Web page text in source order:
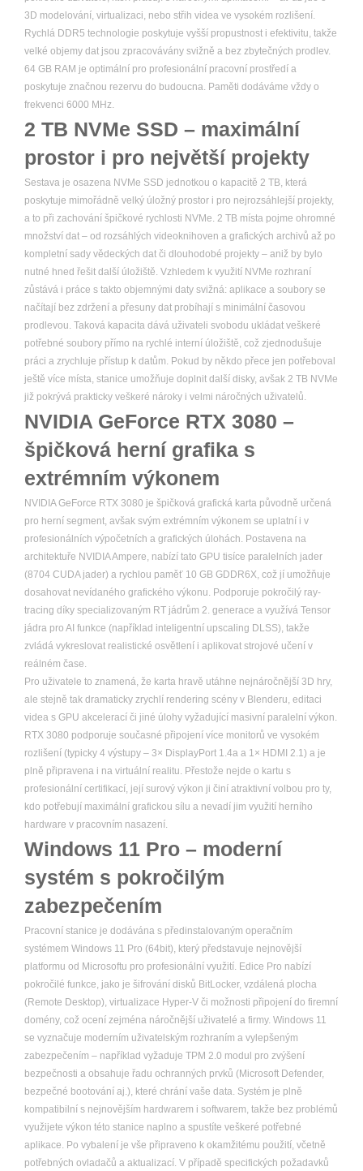
3D modelování, virtualizaci, nebo střih videa ve vysokém rozlišení.
Rychlá DDR5 technologie poskytuje vyšší propustnost i efektivitu, takže
velké objemy dat jsou zpracovávány svižně a bez zbytečných prodlev.
64 GB RAM je optimální pro profesionální pracovní prostředí a
poskytuje značnou rezervu do budoucna. Paměti dodáváme vždy o
frekvenci 6000 MHz.
2 TB NVMe SSD – maximální
prostor i pro největší projekty
Sestava je osazena NVMe SSD jednotkou o kapacitě 2 TB, která
poskytuje mimořádně velký úložný prostor i pro nejrozsáhlejší projekty,
a to při zachování špičkové rychlosti NVMe. 2 TB místa pojme ohromné
množství dat – od rozsáhlých videoknihoven a grafických archivů až po
kompletní sady vědeckých dat či dlouhodobé projekty – aniž by bylo
nutné hned řešit další úložiště. Vzhledem k využití NVMe rozhraní
zůstává i práce s takto objemnými daty svižná: aplikace a soubory se
načítají bez zdržení a přesuny dat probíhají s minimální časovou
prodlevou. Taková kapacita dává uživateli svobodu ukládat veškeré
potřebné soubory přímo na rychlé interní úložiště, což zjednodušuje
práci a zrychluje přístup k datům. Pokud by někdo přece jen potřeboval
ještě více místa, stanice umožňuje doplnit další disky, avšak 2 TB NVMe
již pokrývá prakticky veškeré nároky i velmi náročných uživatelů.
NVIDIA GeForce RTX 3080 –
špičková herní grafika s
extrémním výkonem
NVIDIA GeForce RTX 3080 je špičková grafická karta původně určená
pro herní segment, avšak svým extrémním výkonem se uplatní i v
profesionálních výpočetních a grafických úlohách. Postavena na
architektuře NVIDIA Ampere, nabízí tato GPU tisíce paralelních jader
(8704 CUDA jader) a rychlou paměť 10 GB GDDR6X, což jí umožňuje
dosahovat nevídaného grafického výkonu. Podporuje pokročilý ray-
tracing díky specializovaným RT jádrům 2. generace a využívá Tensor
jádra pro AI funkce (například inteligentní upscaling DLSS), takže
zvládá vykreslovat realistické osvětlení i aplikovat strojové učení v
reálném čase.
Pro uživatele to znamená, že karta hravě utáhne nejnáročnější 3D hry,
ale stejně tak dramaticky zrychlí rendering scény v Blenderu, editaci
videa s GPU akcelerací či jiné úlohy vyžadující masivní paralelní výkon.
RTX 3080 podporuje současné připojení více monitorů ve vysokém
rozlišení (typicky 4 výstupy – 3× DisplayPort 1.4a a 1× HDMI 2.1) a je
plně připravena i na virtuální realitu. Přestože nejde o kartu s
profesionální certifikací, její surový výkon ji činí atraktivní volbou pro ty,
kdo potřebují maximální grafickou sílu a nevadí jim využití herního
hardware v pracovním nasazení.
Windows 11 Pro – moderní
systém s pokročilým
zabezpečením
Pracovní stanice je dodávána s předinstalovaným operačním
systémem Windows 11 Pro (64bit), který představuje nejnovější
platformu od Microsoftu pro profesionální využití. Edice Pro nabízí
pokročilé funkce, jako je šifrování disků BitLocker, vzdálená plocha
(Remote Desktop), virtualizace Hyper-V či možnosti připojení do firemní
domény, což ocení zejména náročnější uživatelé a firmy. Windows 11
se vyznačuje moderním uživatelským rozhraním a vylepšeným
zabezpečením – například vyžaduje TPM 2.0 modul pro zvýšení
bezpečnosti a obsahuje řadu ochranných prvků (Microsoft Defender,
bezpečné bootování aj.), které chrání vaše data. Systém je plně
kompatibilní s nejnovějším hardwarem i softwarem, takže bez problémů
využijete výkon této stanice naplno a spustíte veškeré potřebné
aplikace. Po vybalení je vše připraveno k okamžitému použití, včetně
potřebných ovladačů a aktualizací. V případě specifických požadavků